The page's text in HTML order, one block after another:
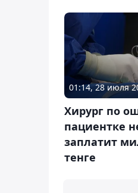
01:14, 28 июля
Хирург по
пациентке
заплатит
тенге